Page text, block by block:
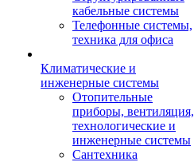
кабельные системы
Телефонные системы,
техника для офиса
Климатические и
инженерные системы
Отопительные
приборы, вентиляция,
технологические и
инженерные системы
Сантехника